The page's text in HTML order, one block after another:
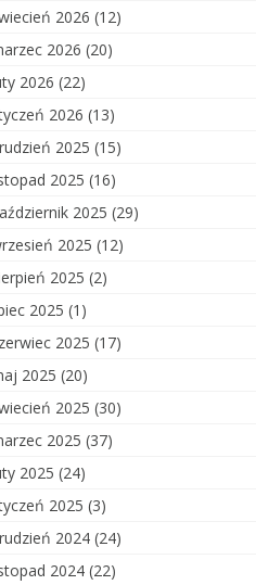
wizyjny –
wejść
informacyjna –
wejść
informacyjna –
2026 (12)
2026 (20)
2026 (22)
2026 (13)
2025 (15)
2025 (16)
2025 (29)
2025 (12)
2025 (2)
2025 (1)
2025 (17)
2025 (20)
2025 (30)
2025 (37)
2025 (24)
2025 (3)
2024 (24)
2024 (22)